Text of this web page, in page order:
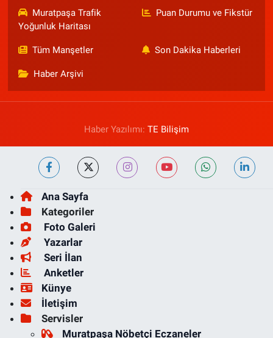
Muratpaşa Trafik
Yoğunluk Haritası
Puan Durumu ve Fikstür
Tüm Manşetler Son Dakika Haberleri
Haber Arşivi
Haber Yazılımı: TE Bilişim
Ana Sayfa
Kategoriler
Foto Galeri
Yazarlar
Seri İlan
Anketler
Künye
İletişim
Servisler
Muratpaşa Nöbetçi Eczaneler